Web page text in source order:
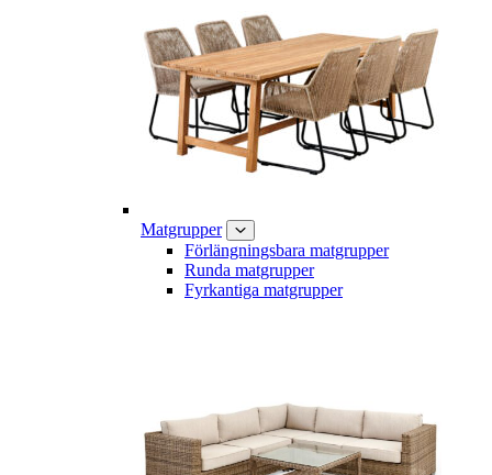
Matgrupper
Förlängningsbara matgrupper
Runda matgrupper
Fyrkantiga matgrupper